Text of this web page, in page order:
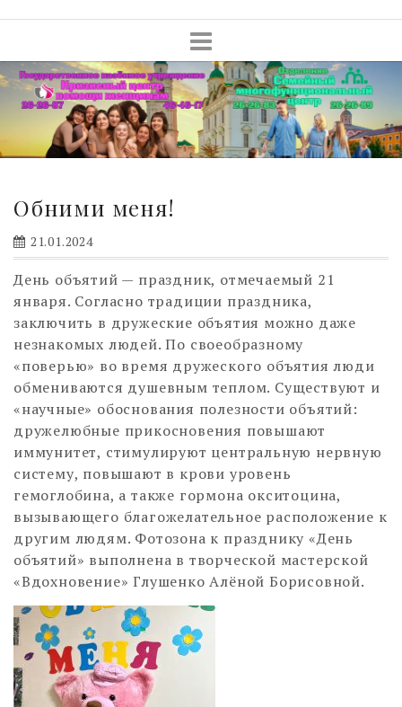
Обними меня!
21.01.2024
День объятий — праздник, отмечаемый 21
января. Согласно традиции праздника,
заключить в дружеские объятия можно даже
незнакомых людей. По своеобразному
«поверью» во время дружеского объятия люди
обмениваются душевным теплом. Существуют и
«научные» обоснования полезности объятий:
дружелюбные прикосновения повышают
иммунитет, стимулируют центральную нервную
систему, повышают в крови уровень
гемоглобина, а также гормона окситоцина,
вызывающего благожелательное расположение к
другим людям. Фотозона к празднику «День
объятий» выполнена в творческой мастерской
«Вдохновение» Глушенко Алёной Борисовной.